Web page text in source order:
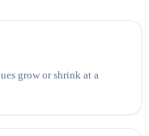
grow or shrink at a